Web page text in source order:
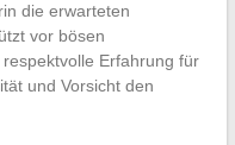
die erwarteten
vor bösen
Erfahrung für
und Vorsicht den